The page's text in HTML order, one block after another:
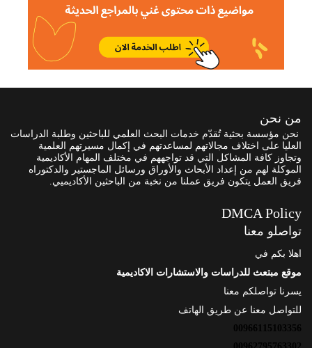
من نحن
نحن مؤسسة بحثية تُقدّم خدمات البحث العلمي للباحثين وطلبة الدراسات
العليا على اختلاف مجالاتهم لمساعدتهم في إكمال مسيرتهم العلمية
وتجاوز كافة المشاكل التي قد تواجههم في مختلف المهام الأكاديمية
الموكلة لهم من إعداد الأبحاث والأوراق ورسائل الماجستير والدكتوراه
فريق العمل يتكون فريق عملنا من نخبة من الباحثين الأكاديميي.
DMCA Policy
تواصلو معنا
اهلا بكم في
موقع مبتعث للدراسات والاستشارات الاكاديمية
يسرنا تواصلكم معنا
للتواصل معنا عن طريق الهاتف
00966115103356